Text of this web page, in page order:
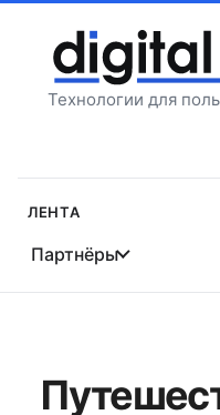
содержимому
Технологии для
Лента
Партнёры